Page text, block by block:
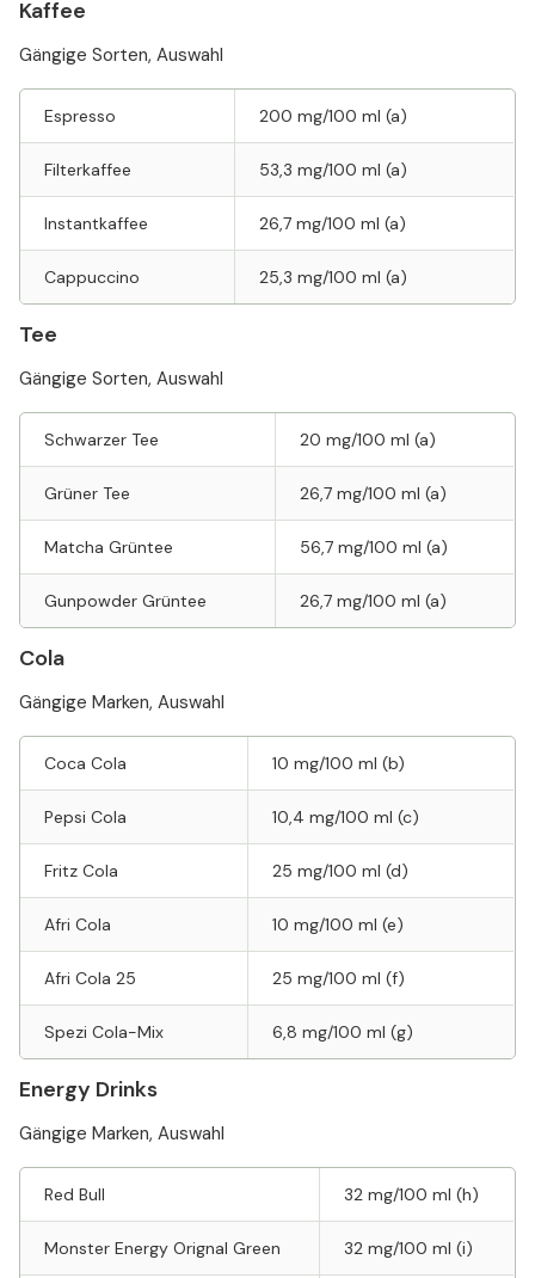
Kaffee
Gängige Sorten, Auswahl
Espresso 200 mg/100 ml (a)
Filterkaffee 53,3 mg/100 ml (a)
Instantkaffee 26,7 mg/100 ml (a)
Cappuccino 25,3 mg/100 ml (a)
Tee
Gängige Sorten, Auswahl
Schwarzer Tee 20 mg/100 ml (a)
Grüner Tee 26,7 mg/100 ml (a)
Matcha Grüntee 56,7 mg/100 ml (a)
Gunpowder Grüntee 26,7 mg/100 ml (a)
Cola
Gängige Marken, Auswahl
Coca Cola 10 mg/100 ml (b)
Pepsi Cola 10,4 mg/100 ml (c)
Fritz Cola 25 mg/100 ml (d)
Afri Cola 10 mg/100 ml (e)
Afri Cola 25 25 mg/100 ml (f)
Spezi Cola-Mix 6,8 mg/100 ml (g)
Energy Drinks
Gängige Marken, Auswahl
Red Bull 32 mg/100 ml (h)
Monster Energy Orignal Green 32 mg/100 ml (i)